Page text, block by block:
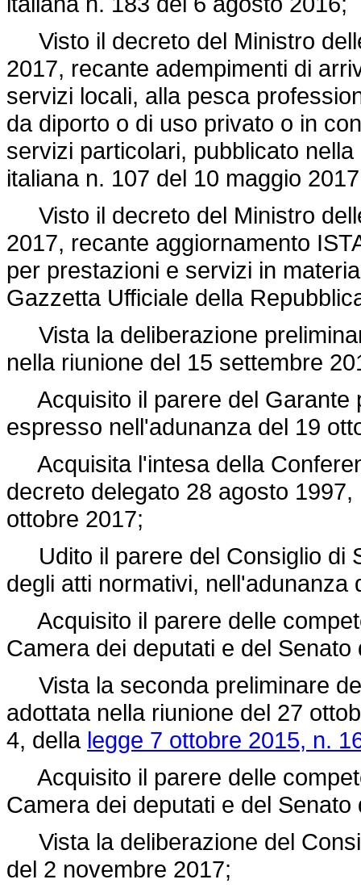
Visto il decreto del Ministro
2017, recante adempimenti di
servizi locali, alla pesca
da diporto o di uso privato o in
servizi particolari, pubblicato
italiana n. 107 del 10 maggio
Visto il decreto del Ministro
2017, recante aggiornamento
per prestazioni e servizi in
Gazzetta Ufficiale della
Vista la deliberazione
nella riunione del 15 settembre
Acquisito il parere del Garante
espresso nell'adunanza del 19
Acquisita l'intesa della
decreto delegato 28 agosto
ottobre 2017;
Udito il parere del Consiglio di
degli atti normativi, nell'adunanza
Acquisito il parere delle
Camera dei deputati e del Senato
Vista la seconda preliminare
adottata nella riunione del 27
4, della legge 7 ottobre 2015, n.
Acquisito il parere delle
Camera dei deputati e del Senato
Vista la deliberazione del
del 2 novembre 2017;